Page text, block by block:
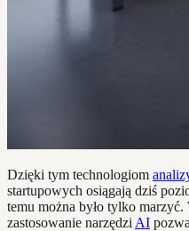
Dzięki tym technologiom
startupowych osiągają dziś
temu można było tylko marzyć.
zastosowanie narzędzi AI